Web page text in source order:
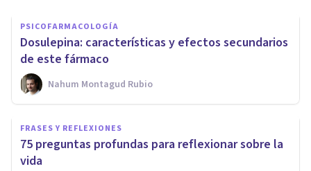
PSICOFARMACOLOGÍA
Dosulepina: características y efectos secundarios
de este fármaco
Nahum Montagud Rubio
FRASES Y REFLEXIONES
75 preguntas profundas para reflexionar sobre la
vida